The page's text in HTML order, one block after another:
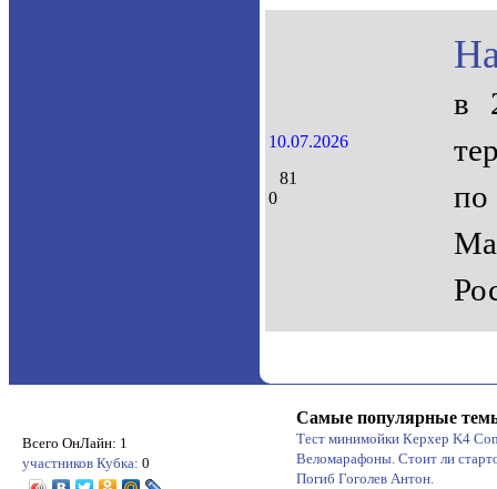
10.07.2026
81
0
в
Всего ОнЛайн: 1
участников Кубка: 0
Самые популярные
Тест минимойки Керхер K4
Веломарафоны. Стоит ли
Погиб Гоголев Антон.